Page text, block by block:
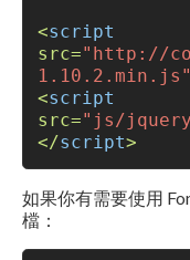
<script
src="http://
1.10.2.min.js"
<script
src="js/
</script>
如果你有需要使用
檔：